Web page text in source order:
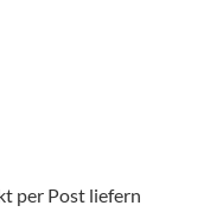
per Post liefern